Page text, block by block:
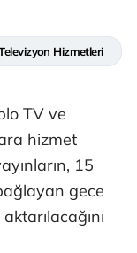
Hizmetleri
TV ve
hizmet
15
gece